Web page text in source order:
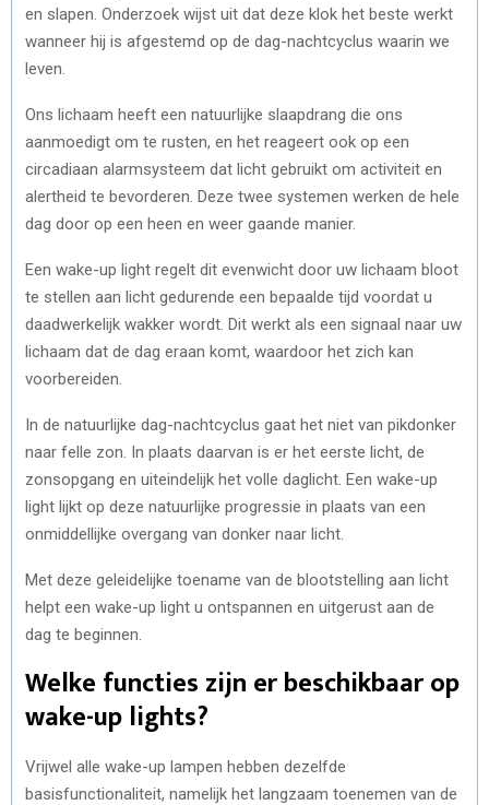
en slapen. Onderzoek wijst uit dat deze klok het beste werkt
wanneer hij is afgestemd op de dag-nachtcyclus waarin we
leven.
Ons lichaam heeft een natuurlijke slaapdrang die ons
aanmoedigt om te rusten, en het reageert ook op een
circadiaan alarmsysteem dat licht gebruikt om activiteit en
alertheid te bevorderen. Deze twee systemen werken de hele
dag door op een heen en weer gaande manier.
Een wake-up light regelt dit evenwicht door uw lichaam bloot
te stellen aan licht gedurende een bepaalde tijd voordat u
daadwerkelijk wakker wordt. Dit werkt als een signaal naar uw
lichaam dat de dag eraan komt, waardoor het zich kan
voorbereiden.
In de natuurlijke dag-nachtcyclus gaat het niet van pikdonker
naar felle zon. In plaats daarvan is er het eerste licht, de
zonsopgang en uiteindelijk het volle daglicht. Een wake-up
light lijkt op deze natuurlijke progressie in plaats van een
onmiddellijke overgang van donker naar licht.
Met deze geleidelijke toename van de blootstelling aan licht
helpt een wake-up light u ontspannen en uitgerust aan de
dag te beginnen.
Welke functies zijn er beschikbaar op
wake-up lights?
Vrijwel alle wake-up lampen hebben dezelfde
basisfunctionaliteit, namelijk het langzaam toenemen van de